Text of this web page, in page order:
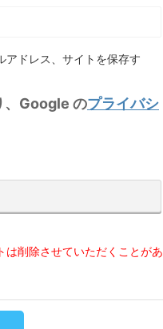
アドレス、サイトを保存す
、Google のプライバシ
は削除させていただくことがあ